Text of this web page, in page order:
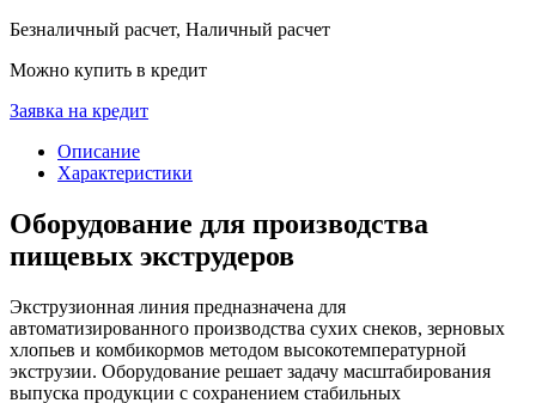
Безналичный расчет, Наличный расчет
Можно купить в кредит
Заявка на кредит
Описание
Характеристики
Оборудование для производства
пищевых экструдеров
Экструзионная линия предназначена для
автоматизированного производства сухих снеков, зерновых
хлопьев и комбикормов методом высокотемпературной
экструзии. Оборудование решает задачу масштабирования
выпуска продукции с сохранением стабильных